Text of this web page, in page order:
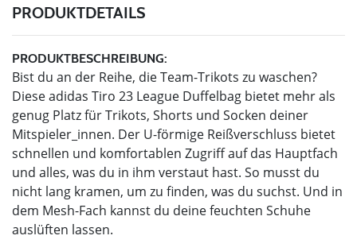
PRODUKTDETAILS
PRODUKTBESCHREIBUNG:
Bist du an der Reihe, die Team-Trikots zu waschen?
Diese adidas Tiro 23 League Duffelbag bietet mehr als
genug Platz für Trikots, Shorts und Socken deiner
Mitspieler_innen. Der U-förmige Reißverschluss bietet
schnellen und komfortablen Zugriff auf das Hauptfach
und alles, was du in ihm verstaut hast. So musst du
nicht lang kramen, um zu finden, was du suchst. Und in
dem Mesh-Fach kannst du deine feuchten Schuhe
auslüften lassen.